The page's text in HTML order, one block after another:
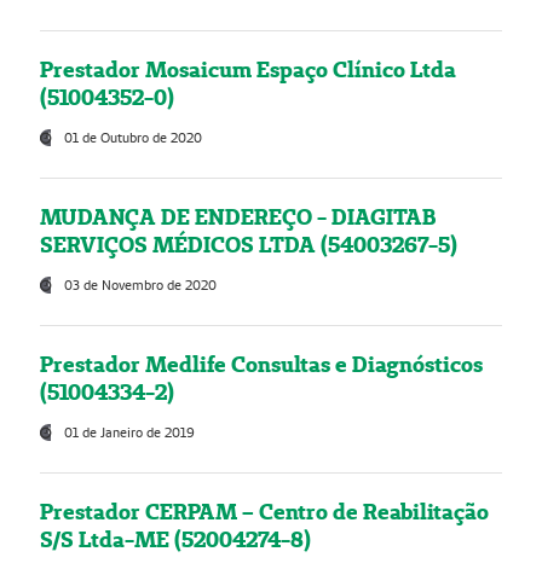
Prestador Mosaicum Espaço Clínico Ltda
(51004352-0)
01 de Outubro de 2020
MUDANÇA DE ENDEREÇO - DIAGITAB
SERVIÇOS MÉDICOS LTDA (54003267-5)
03 de Novembro de 2020
Prestador Medlife Consultas e Diagnósticos
(51004334-2)
01 de Janeiro de 2019
Prestador CERPAM – Centro de Reabilitação
S/S Ltda-ME (52004274-8)